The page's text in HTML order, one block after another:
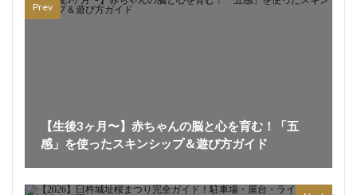
Prev
【生後3ヶ月〜】赤ちゃんの脳と心を育む！「五
感」を使ったスキンシップ＆遊び方ガイド